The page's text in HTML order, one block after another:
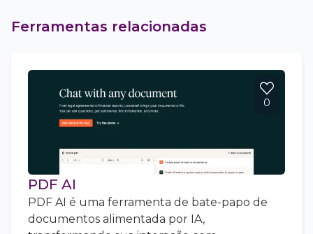
Ferramentas relacionadas
0
PDF AI
PDF AI é uma ferramenta de bate-papo de
documentos alimentada por IA,